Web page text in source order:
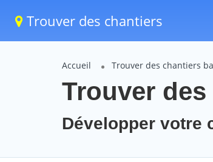
Trouver des chantiers
Accueil Trouver des chantiers
Trouver
Développer votre